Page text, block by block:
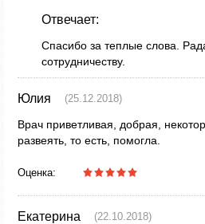
Отвечает:
Спасибо за теплые слова.
сотрудничеству.
Юлия (25.12.2018)
Врач приветливая, добрая,
развеять, то есть, помогла.
Оценка:
Екатерина (22.10.2018)